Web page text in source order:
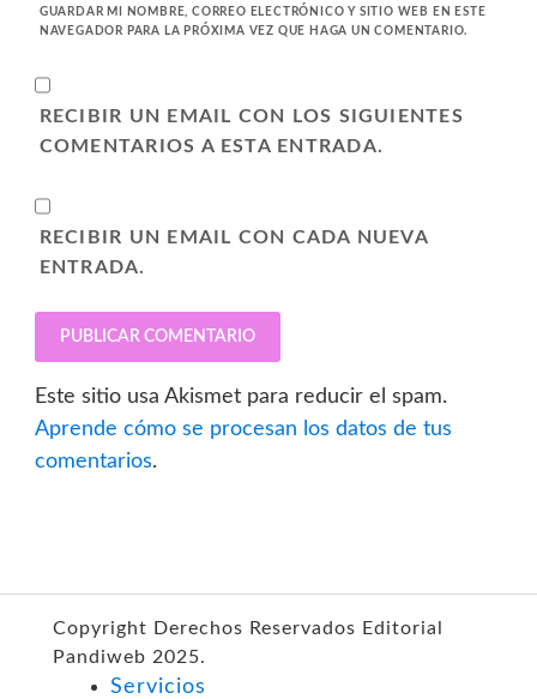
GUARDAR MI NOMBRE, CORREO ELECTRÓNICO Y SITIO WEB EN ESTE
NAVEGADOR PARA LA PRÓXIMA VEZ QUE HAGA UN COMENTARIO.
RECIBIR UN EMAIL CON LOS SIGUIENTES
COMENTARIOS A ESTA ENTRADA.
RECIBIR UN EMAIL CON CADA NUEVA
ENTRADA.
Este sitio usa Akismet para reducir el spam.
Aprende cómo se procesan los datos de tus
comentarios.
Copyright Derechos Reservados Editorial
Pandiweb 2025.
Servicios